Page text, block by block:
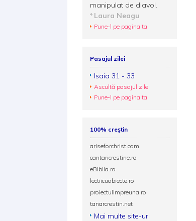
manipulat de diavol.
Laura Neagu
Pune-l pe pagina ta
Pasajul zilei
Isaia 31 - 33
Ascultă pasajul zilei
Pune-l pe pagina ta
100% creștin
ariseforchrist.com
cantaricrestine.ro
eBiblia.ro
lectiicuobiecte.ro
proiectulimpreuna.ro
tanarcrestin.net
Mai multe site-uri